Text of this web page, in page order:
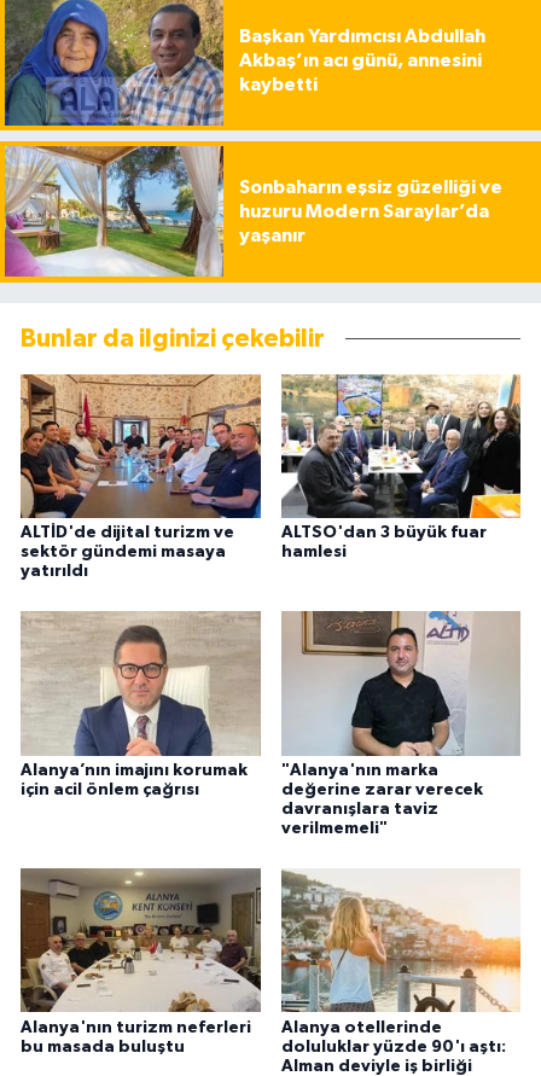
Başkan Yardımcısı Abdullah
Akbaş’ın acı günü, annesini
kaybetti
Sonbaharın eşsiz güzelliği ve
huzuru Modern Saraylar’da
yaşanır
Bunlar da ilginizi çekebilir
ALTİD'de dijital turizm ve
sektör gündemi masaya
yatırıldı
ALTSO'dan 3 büyük fuar
hamlesi
Alanya’nın imajını korumak
için acil önlem çağrısı
"Alanya'nın marka
değerine zarar verecek
davranışlara taviz
verilmemeli"
Alanya'nın turizm neferleri
bu masada buluştu
Alanya otellerinde
doluluklar yüzde 90'ı aştı:
Alman deviyle iş birliği